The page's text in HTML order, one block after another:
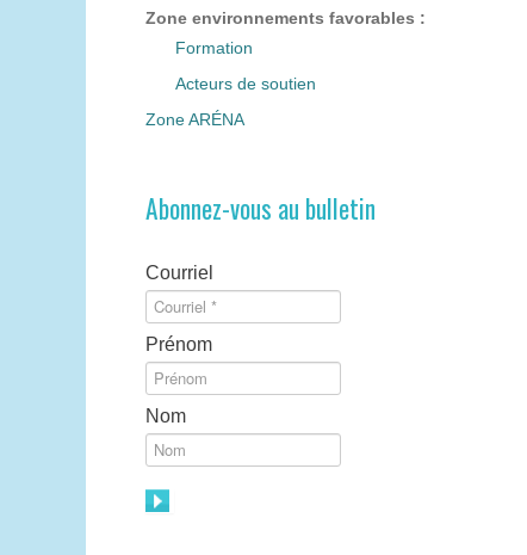
Zone environnements favorables :
Formation
Acteurs de soutien
Zone ARÉNA
Abonnez-vous au bulletin
Courriel
Prénom
Nom